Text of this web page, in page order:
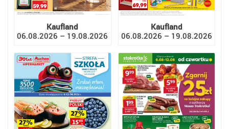
Kaufland
06.08.2026 – 19.08.2026
Kaufland
06.08.2026 – 19.08.2026